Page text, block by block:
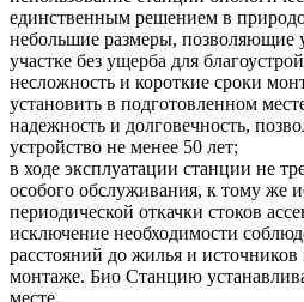
единственным решением в
небольшие размеры, позволяющие
участке без ущерба для
несложность и короткие сроки
установить в подготовленном
надежность и долговечность,
устройство не менее 50 лет;
в ходе эксплуатации станции не
особого обслуживания, к тому же
периодической откачки стоков
исключение необходимости
расстояний до жилья и
монтаже. Био Станцию
месте.